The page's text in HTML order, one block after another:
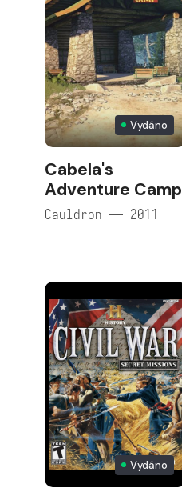
Vydáno
Cabela's
Adventure Camp
Cauldron — 2011
Vydáno